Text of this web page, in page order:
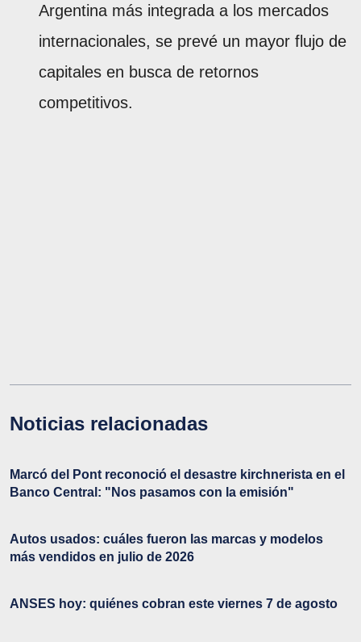
Argentina más integrada a los mercados
internacionales, se prevé un mayor flujo de
capitales en busca de retornos
competitivos.
Noticias relacionadas
Marcó del Pont reconoció el desastre kirchnerista en el
Banco Central: "Nos pasamos con la emisión"
Autos usados: cuáles fueron las marcas y modelos
más vendidos en julio de 2026
ANSES hoy: quiénes cobran este viernes 7 de agosto